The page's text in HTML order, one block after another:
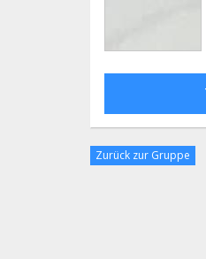
Zurück zur Gruppe